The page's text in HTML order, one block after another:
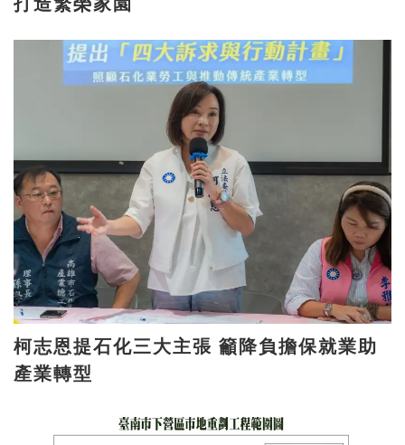
柯志恩提石化三大主張 籲降負擔保就業助
產業轉型